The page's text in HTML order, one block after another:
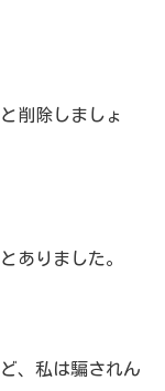
削除しましょ
ありました。
、私は騙されん